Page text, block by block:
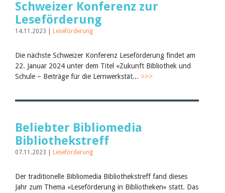
Schweizer Konferenz zur
Leseförderung
14.11.2023 | Leseförderung
Die nächste Schweizer Konferenz Leseförderung findet am
22. Januar 2024 unter dem Titel «Zukunft Bibliothek und
Schule – Beiträge für die Lernwerkstät... >>>
Beliebter Bibliomedia
Bibliothekstreff
07.11.2023 | Leseförderung
Der traditionelle Bibliomedia Bibliothekstreff fand dieses
Jahr zum Thema «Leseförderung in Bibliotheken» statt. Das